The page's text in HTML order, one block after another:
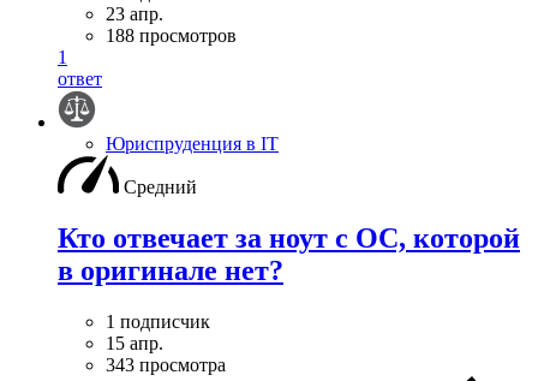
23 апр.
188 просмотров
1
ответ
Юриспруденция в IT
Средний
Кто отвечает за ноут с ОС, которой
в оригинале нет?
1 подписчик
15 апр.
343 просмотра